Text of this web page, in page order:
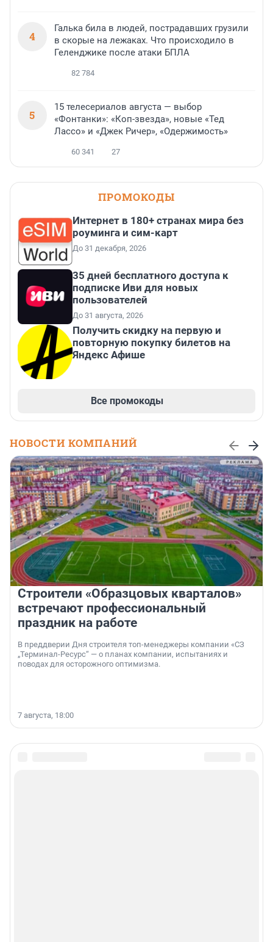
4
Галька била в людей, пострадавших грузили
в скорые на лежаках. Что происходило в
Геленджике после атаки БПЛА
82 784
5
15 телесериалов августа — выбор
«Фонтанки»: «Коп-звезда», новые «Тед
Лассо» и «Джек Ричер», «Одержимость»
60 341 27
ПРОМОКОДЫ
Интернет в 180+ странах мира без
роуминга и сим-карт
До 31 декабря, 2026
35 дней бесплатного доступа к
подписке Иви для новых
пользователей
До 31 августа, 2026
Получить скидку на первую и
повторную покупку билетов на
Яндекс Афише
Все промокоды
НОВОСТИ КОМПАНИЙ
Строители «Образцовых кварталов»
встречают профессиональный
праздник на работе
В преддверии Дня строителя топ-менеджеры компании «СЗ
„Терминал-Ресурс“ — о планах компании, испытаниях и
поводах для осторожного оптимизма.
7 августа, 18:00